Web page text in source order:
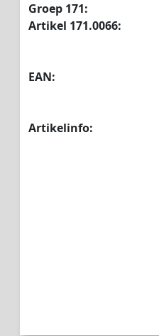
Groep 171:
Artikel 171.0066:
EAN:
Artikelinfo: